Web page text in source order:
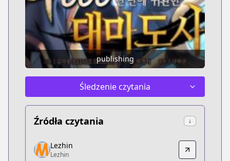
publishing
Śledzenie czytania
Źródła czytania ↓
Lezhin
Lezhin
Lezhin
Lezhin